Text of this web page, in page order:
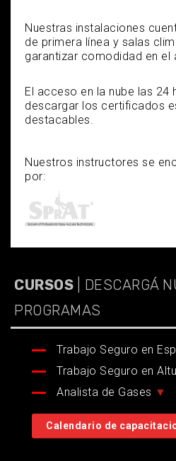
Nuestras instalaciones
de primera línea y salas
garantizar comodidad en el
El acceso en la nube las 24
descargar los certificados
destacables.
Nuestros instructores se
por:
CURSOS
| DESCARGÁ
PROGRAMAS
Trabajo Seguro en
Trabajo Seguro en
Analista de Gases ▼
Calendario de